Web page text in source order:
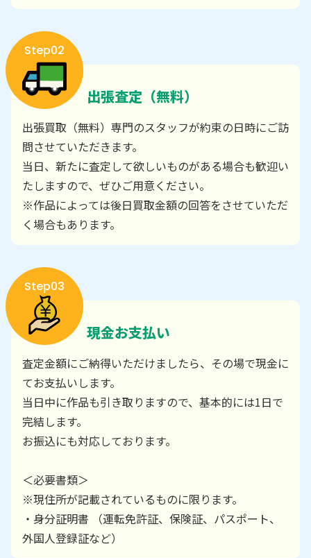
Step02
出張査定（無料）
出張買取（無料）専門のスタッフが約束の日時にご訪
問させていただきます。
当日、新たに査定して欲しいものがある場合も歓迎い
たしますので、ぜひご用意ください。
※作品によっては後日買取金額の回答をさせていただ
く場合もあります。
Step03
現金お支払い
査定金額にご納得いただけましたら、その場で現金に
てお支払いします。
当日中に作品も引き取りますので、基本的には1日で
完結します。
お振込にも対応しております。
＜必要書類＞
※現住所が記載されているものに限ります。
・身分証明書 （運転免許証、保険証、パスポート、
外国人登録証など）